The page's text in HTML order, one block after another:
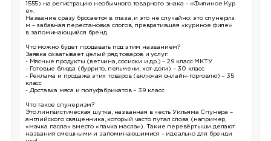
1555) на регистрацию необычного товарного знака – «Филиное Кур
е».
Название сразу бросается в глаза, и это не случайно: это спунериз
м – забавная перестановка слогов, превратившая «куриное филе»
в запоминающийся бренд.
Что можно будет продавать под этим названием?
Заявка охватывает целый ряд товаров и услуг:
- Мясные продукты (ветчина, сосиски и др.) – 29 класс МКТУ
- Готовые блюда (буррито, пельмени, хот-доги) – 30 класс
- Реклама и продажа этих товаров (включая онлайн-торговлю) – 35
класс
- Доставка мяса и полуфабрикатов – 39 класс
Что такое спунеризм?
Это лингвистическая шутка, названная в честь Уильяма Спунера –
английского священника, который часто путал слова (например,
«мачка пасла» вместо «пачка масла»). Такие перевёртыши делают
названия смешными и запоминающимися – идеально для бренди